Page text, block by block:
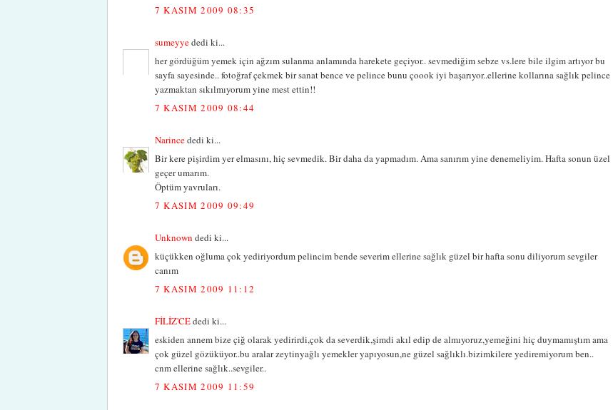
7 KASIM 2009 08:35
sumeyyededi ki...
her gördüğüm yemek için ağzım sulanma anlamında harekete geçiyor.. sevmediğim sebze vs.lere bile ilgim artıyor bu
sayfa sayesinde.. fotoğraf çekmek bir sanat bence ve pelince bunu çoook iyi başarıyor..ellerine kollarına sağlık pelince
yazmaktan sıkılmıyorum yine mest ettin!!
7 KASIM 2009 08:44
Narincededi ki...
Bir kere pişirdim yer elmasını, hiç sevmedik. Bir daha da yapmadım. Ama sanırım yine denemeliyim. Hafta sonun üzel
geçer umarım.
Öptüm yavruları.
7 KASIM 2009 09:49
Unknown dedi ki...
küçükken oğluma çok yediriyordum pelincim bende severim ellerine sağlık güzel bir hafta sonu diliyorum sevgiler
canım
7 KASIM 2009 11:12
FİLİZ'CEdedi ki...
eskiden annem bize çiğ olarak yedirirdi,çok da severdik,şimdi akıl edip de almıyoruz,yemeğini hiç duymamıştım ama
çok güzel gözüküyor..bu aralar zeytinyağlı yemekler yapıyosun,ne güzel sağlıklı.bizimkilere yediremiyorum ben..
cnm ellerine sağlık..sevgiler..
7 KASIM 2009 11:59